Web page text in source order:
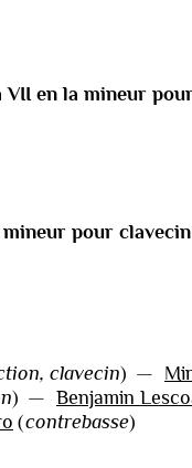
en la mineur
pour clavecin
clavecin) —
) — Benjamin
(contrebasse)